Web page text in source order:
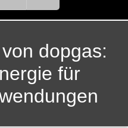
dopgas:
für